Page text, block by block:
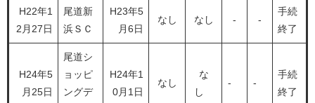
H22年1
2月27日
尾道新
浜ＳＣ
H23年5
月6日
なし なし - -
手続
終了
H24年5
月25日
尾道シ
ョッピ
ングデ
H24年1
0月1日
なし
な
し
‐ ‐
手続
終了